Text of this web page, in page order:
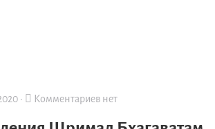
· Комментариев нет